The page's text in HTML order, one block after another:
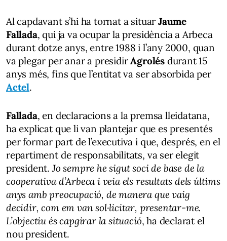
Al capdavant s’hi ha tornat a situar Jaume
Fallada, qui ja va ocupar la presidència a Arbeca
durant dotze anys, entre 1988 i l’any 2000, quan
va plegar per anar a presidirAgrolésdurant 15
anys més, fins que l’entitat va ser absorbida per
Actel.
Fallada, en declaracions a la premsa lleidatana,
ha explicat que li van plantejar que es presentés
per formar part de l’executiva i que, després, en el
repartiment de responsabilitats, va ser elegit
president.Jo sempre he sigut soci de base de la
cooperativa d’Arbeca i veia els resultats dels últims
anys amb preocupació, de manera que vaig
decidir, com em van sol·licitar, presentar-me.
L’objectiu és capgirar la situació, ha declarat el
nou president.